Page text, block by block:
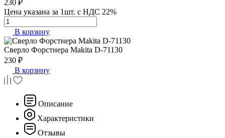
230 ₽
Цена указана за 1шт. с НДС 22%
В корзину
Сверло Форстнера Makita D-71130
230 ₽
В корзину
Описание
Характеристики
Отзывы